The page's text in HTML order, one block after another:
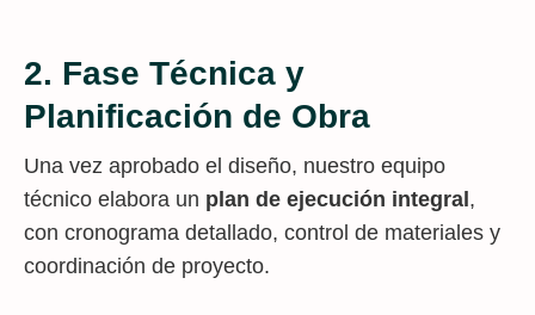
2. Fase Técnica y
Planificación de Obra
Una vez aprobado el diseño, nuestro equipo
técnico elabora un plan de ejecución integral,
con cronograma detallado, control de materiales y
coordinación de proyecto.